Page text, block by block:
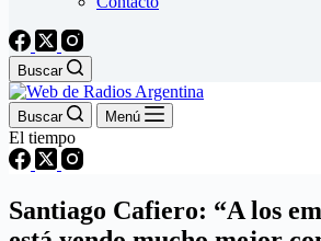
Buscar
Buscar Menú
El tiempo
Santiago Cafiero: “A los